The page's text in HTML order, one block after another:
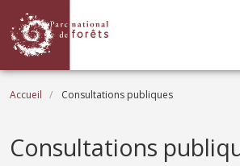
Fil d'Ariane
Accueil Consultations publiques
Consultations